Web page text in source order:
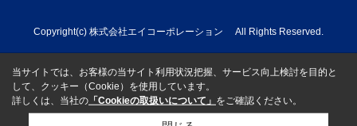
Copyright(c) 株式会社エイコーポレーション All Rights Reserved.
当サイトでは、お客様の当サイト利用状況把握、サービス向上検討を目的と
して、クッキー（Cookie）を使用しています。
詳しくは、当社の 「Cookieの取扱いについて」 をご確認ください。